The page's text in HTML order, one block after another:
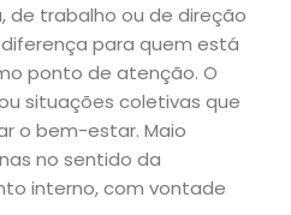
de trabalho ou de direção
para quem está
ponto de atenção. O
situações coletivas que
o bem-estar. Maio
no sentido da
interno, com vontade